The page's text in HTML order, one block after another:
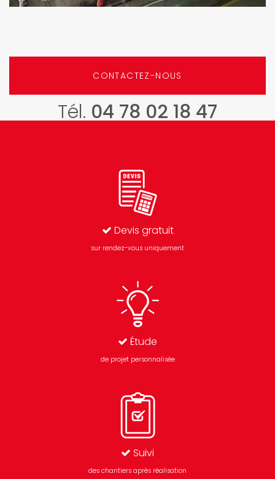
CONTACTEZ-NOUS
Tél. 04 78 02 18 47
Devis gratuit
sur rendez-vous uniquement
Étude
de projet personnalisée
Suivi
des chantiers après réalisation